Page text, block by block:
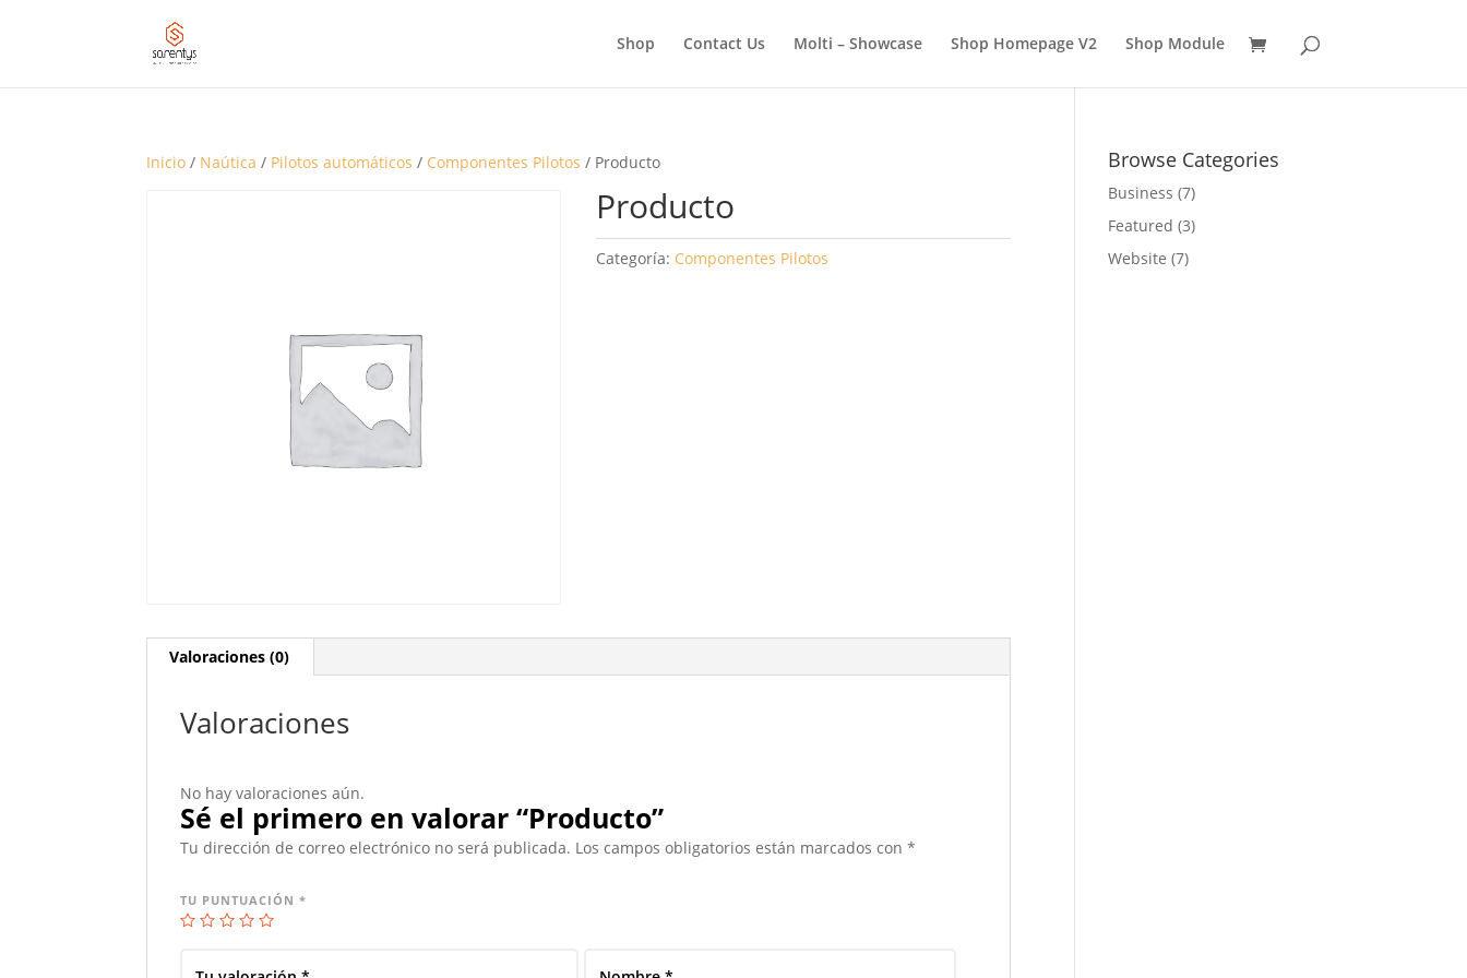
Shop Contact Us Molti – Showcase Shop Homepage V2 Shop Module
PRODUCTOS
Inicio / Naútica / Pilotos automáticos / Componentes Pilotos / Producto
Producto
Categoría: Componentes Pilotos
Valoraciones (0)
Valoraciones
No hay valoraciones aún.
Sé el primero en valorar “Producto”
Tu dirección de correo electrónico no será publicada. Los campos obligatorios están marcados con*
TU PUNTUACIÓN*
Browse Categories
Business (7)
Featured (3)
Website (7)